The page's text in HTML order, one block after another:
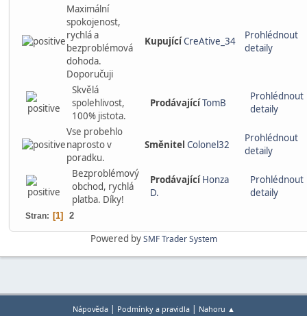
Maximální
spokojenost,
rychlá a
bezproblémová
dohoda.
Doporučuji
KupujícíCreAtive_34
Prohlédnout
detaily
Skvělá
spolehlivost,
100% jistota.
ProdávajícíTomB
Prohlédnout
detaily
Vse probehlo
naprosto v
poradku.
Směnitel Colonel32
Prohlédnout
detaily
Bezproblémový
obchod, rychlá
platba. Díky!
Prodávající Honza
D.
Prohlédnout
detaily
Stran 1 2
Powered bySMF Trader System
Nápověda| Podmínky a pravidla| Nahoru ▲